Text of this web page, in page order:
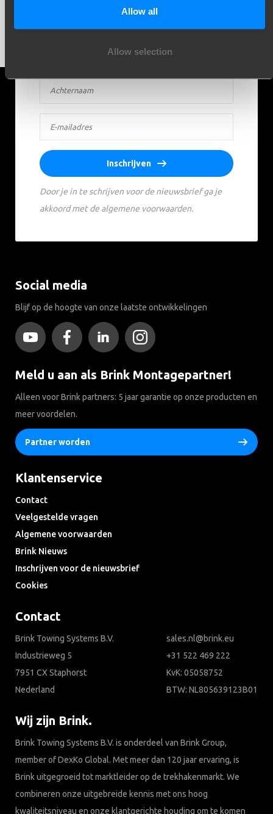
Allow all
Allow selection
updates direct in je inbox. Inspiratie, kennis en
Inschrijven
Door je in te schrijven voor de nieuwsbrief ga je
akkoord met de algemene voorwaarden.
Social media
Blijf op de hoogte van onze laatste ontwikkelingen
Meld u aan als Brink Montagepartner!
Alleen voor Brink partners: 5 jaar garantie op onze producten en
meer voordelen.
Partner worden
Klantenservice
Contact
Veelgestelde vragen
Algemene voorwaarden
Brink Nieuws
Inschrijven voor de nieuwsbrief
Cookies
Contact
Brink Towing Systems B.V.
Industrieweg 5
7951 CX Staphorst
Nederland
sales.nl@brink.eu
+31 522 469 222
KvK: 05058752
BTW: NL805639123B01
Wij zijn Brink.
Brink Towing Systems B.V. is onderdeel van Brink Group,
member of DexKo Global. Met meer dan 120 jaar ervaring, is
Brink uitgegroeid tot marktleider op de trekhakenmarkt. We
combineren onze uitgebreide kennis met ons hoog
kwaliteitsniveau en onze klantgerichte houding om te komen